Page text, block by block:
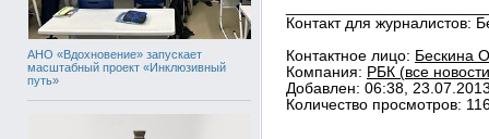
АНО «Вдохновение» запускает
масштабный проект «Инклюзивный
путь»
Контакт для журналистов:
Контактное лицо: Бескина
Компания: РБК (все
Добавлен: 06:38,
Количество просмотров: